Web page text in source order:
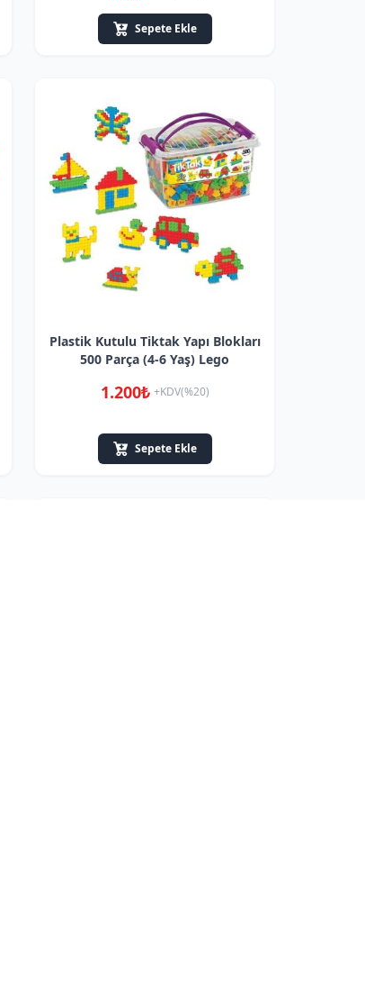
Sepete Ekle
Plastik Kutulu Tiktak Yapı Blokları
500 Parça (4-6 Yaş) Lego
1.200₺ +KDV(%20)
Sepete Ekle